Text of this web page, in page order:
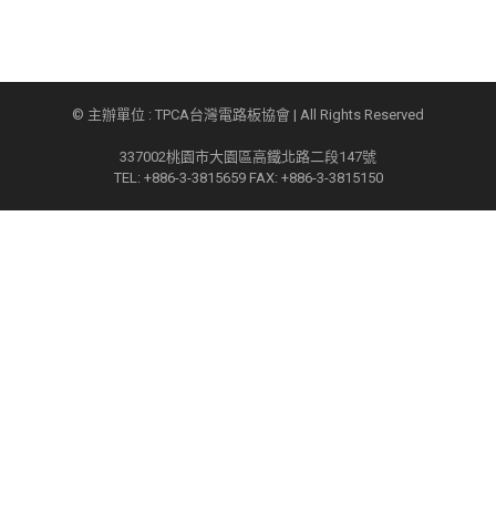
© 主辦單位 : TPCA台灣電路板協會 | All Rights Reserved
337002桃園市大園區高鐵北路二段147號
TEL: +886-3-3815659 FAX: +886-3-3815150